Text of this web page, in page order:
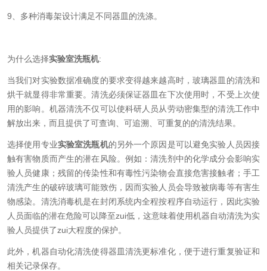
9、多种消毒架设计满足不同器皿的洗涤。
为什么选择实验室洗瓶机:
当我们对实验数据准确度的要求变得越来越高时，玻璃器皿的清洗和
烘干就显得非常重要。清洗必须保证器皿在下次使用时，不受上次使
用的影响。机器清洗不仅可以使科研人员从劳动密集型的清洗工作中
解放出来，而且提供了可查询、可追溯、可重复的的清洗结果。
选择使用专业实验室洗瓶机的另外一个原因是可以避免实验人员因接
触有害物质而产生的潜在风险。例如：清洗剂中的化学成分会影响实
验人员健康；残留的传染性和有毒性污染物会直接危害接触者；手工
清洗产生的破碎玻璃可能致伤，因而实验人员会导致被病毒等有害生
物感染。清洗消毒机是在封闭系统内全程按程序自动运行，因此实验
人员面临的潜在危险可以降至zui低，这意味着使用机器自动清洗为实
验人员提供了zui大程度的保护。
此外，机器自动化清洗使得器皿清洗更标准化，便于进行重复验证和
相关记录保存。